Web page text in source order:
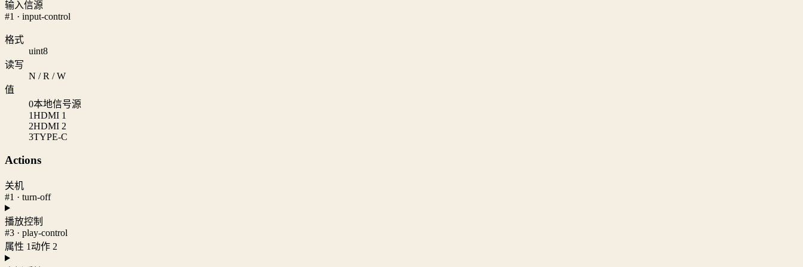
输入信源
#1 · input-control
格式
uint8
读写
N / R / W
值
0本地信号源
1HDMI 1
2HDMI 2
3TYPE-C
Actions
关机
#1 · turn-off
播放控制
#3 · play-control
属性 1动作 2